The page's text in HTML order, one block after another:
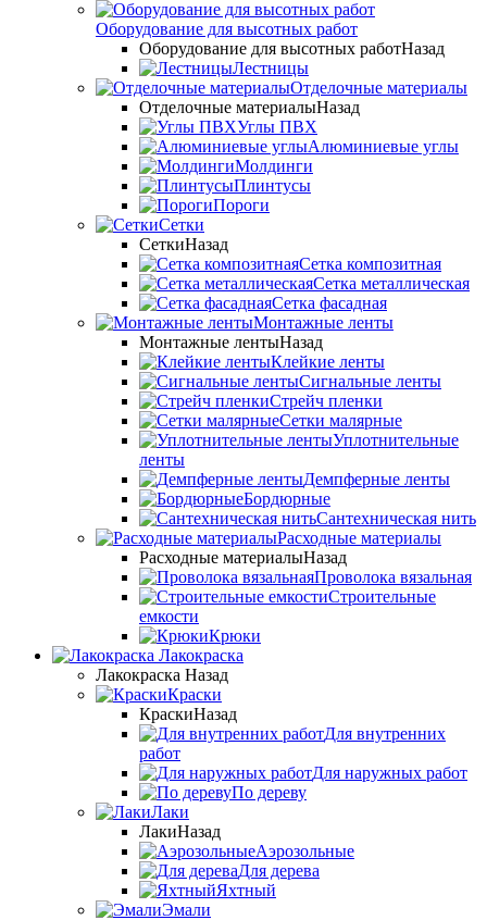
Оборудование для высотных работ
Оборудование для высотных работНазад
Лестницы
Отделочные материалы
Отделочные материалыНазад
Углы ПВХ
Алюминиевые углы
Молдинги
Плинтусы
Пороги
Сетки
СеткиНазад
Сетка композитная
Сетка металлическая
Сетка фасадная
Монтажные ленты
Монтажные лентыНазад
Клейкие ленты
Сигнальные ленты
Стрейч пленки
Сетки малярные
Уплотнительные
ленты
Демпферные ленты
Бордюрные
Сантехническая нить
Расходные материалы
Расходные материалыНазад
Проволока вязальная
Строительные
емкости
Крюки
Лакокраска
Лакокраска Назад
Краски
КраскиНазад
Для внутренних
работ
Для наружных работ
По дереву
Лаки
ЛакиНазад
Аэрозольные
Для дерева
Яхтный
Эмали